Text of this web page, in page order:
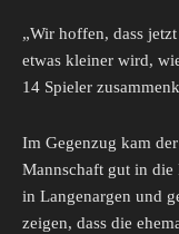
„Wir hoffen, dass
etwas kleiner wird,
14 Spieler
Im Gegenzug kam
Mannschaft gut in die
in Langenargen und
zeigen, dass die